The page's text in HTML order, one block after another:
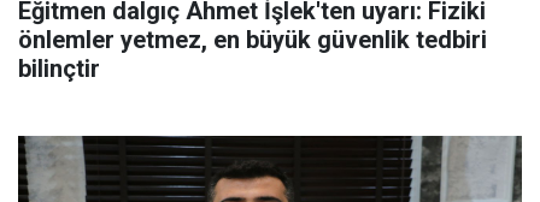
Eğitmen dalgıç Ahmet İşlek'ten uyarı: Fiziki
önlemler yetmez, en büyük güvenlik tedbiri
bilinçtir